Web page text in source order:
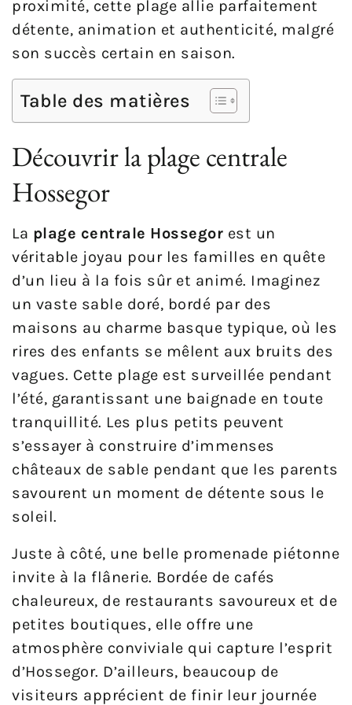
proximité, cette plage allie parfaitement
détente, animation et authenticité, malgré
son succès certain en saison.
Table des matières
Découvrir la plage centrale
Hossegor
La plage centrale Hossegor est un
véritable joyau pour les familles en quête
d’un lieu à la fois sûr et animé. Imaginez
un vaste sable doré, bordé par des
maisons au charme basque typique, où les
rires des enfants se mêlent aux bruits des
vagues. Cette plage est surveillée pendant
l’été, garantissant une baignade en toute
tranquillité. Les plus petits peuvent
s’essayer à construire d’immenses
châteaux de sable pendant que les parents
savourent un moment de détente sous le
soleil.
Juste à côté, une belle promenade piétonne
invite à la flânerie. Bordée de cafés
chaleureux, de restaurants savoureux et de
petites boutiques, elle offre une
atmosphère conviviale qui capture l’esprit
d’Hossegor. D’ailleurs, beaucoup de
visiteurs apprécient de finir leur journée